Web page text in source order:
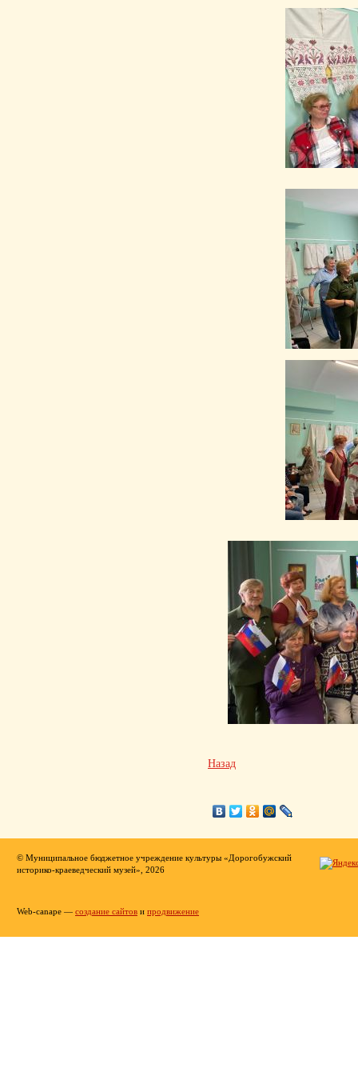
Назад
© Муниципальное бюджетное учреждение культуры «Дорогобужский
историко-краеведческий музей», 2026
Web-canape — создание сайтов и продвижение